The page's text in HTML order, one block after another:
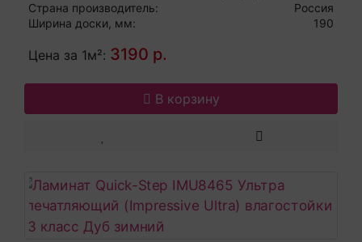
Страна производитель:
Россия
Ширина доски, мм:
190
Цена за 1м²: 3190 р.
В корзину